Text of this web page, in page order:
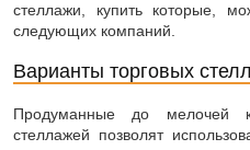
стеллажи, купить которые,
следующих компаний.
Варианты торговых
Продуманные до мелочей
стеллажей позволят